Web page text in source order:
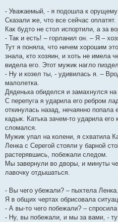
- Уважаемый, - я подошла к
Сказали же, что все сейчас
Как будто не стол испортили, а за
- Так и есть! – горланил он. – Я –
Тут я поняла, что ничем хорошим
знала, кто хозяин, и хоть не имела
видела его. Этот мужик нагло
- Ну и козел ты, - удивилась я. –
малолетка.
Дяденька обиделся и замахнулся
С перепуга я ударила его ребром
откинулась назад, нечаянно
кадык. Катька зачем-то ударила его
сломался.
Мужик упал на колени, я схватила
Ленка с Серегой стояли у барной
растерявшись, побежали следом.
Мы завернули во дворы, и минуты
лавочку отдышаться.
- Вы чего убежали? – пыхтела Ленка.
Я в общих чертах обрисовала
- А вы-то чего побежали? – спросила
- Ну, вы побежали, и мы за вами, -